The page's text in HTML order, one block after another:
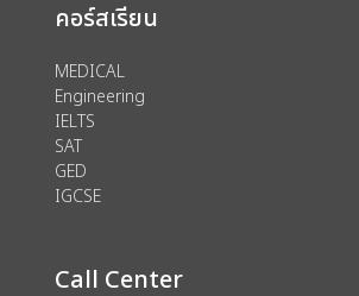
assignment ลงทะเบียน
คอร์สเรียน
MEDICAL
Engineering
IELTS
SAT
GED
IGCSE
Call Center